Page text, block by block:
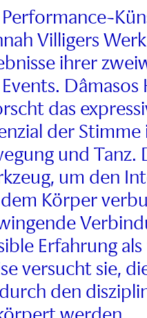
Villigers
ihrer
das
der
und Tanz.
um den
Körper
Erfahrung
versucht sie,
den